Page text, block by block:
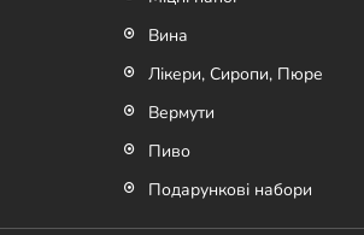
Вина
Лікери, Сиропи, Пюре
Вермути
Пиво
Подарункові набори